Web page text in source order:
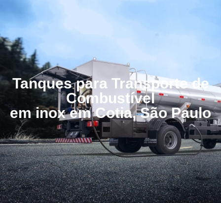
Tanques para Transporte de
Combustível
em inox em Cotia, São Paulo